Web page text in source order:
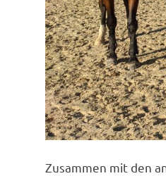
Zusammen mit den